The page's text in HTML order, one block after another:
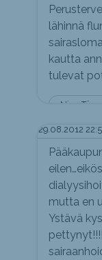
Nina
lähinnä
kautta
tulevat
29.08.2012
mutta en
Ystävä